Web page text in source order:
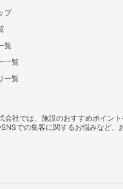
プ
覧
一覧
一覧
社では、施設のおすすめポイン
での集客に関するお悩みなど、